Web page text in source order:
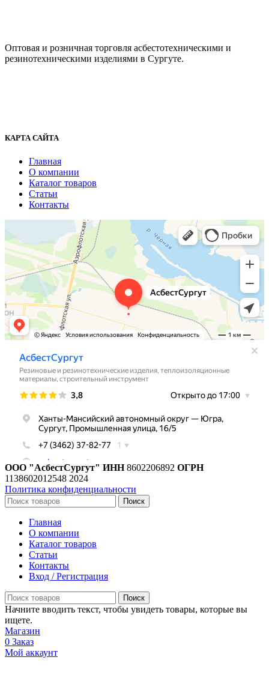
Оптовая и розничная торговля асбестотехническими и
резинотехническими изделиями в Сургуте.
КАРТА САЙТА
Главная
О компании
Каталог товаров
Статьи
Контакты
ООО "АсбестСургут" ИНН8602206892 ОГРН
1138602012548 2024
Политика конфиденциальности
Поиск
Главная
О компании
Каталог товаров
Статьи
Контакты
Вход / Регистрация
Поиск
Начните вводить текст, чтобы увидеть товары, которые вы
ищете.
Магазин
0 Заказ
Мой аккаунт